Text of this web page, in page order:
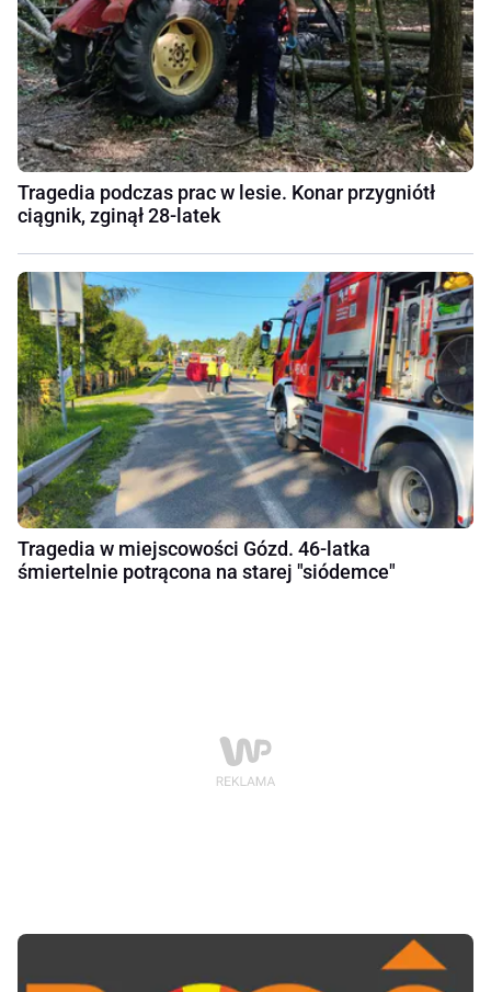
Tragedia podczas prac w lesie. Konar przygniótł
ciągnik, zginął 28-latek
Tragedia w miejscowości Gózd. 46-latka
śmiertelnie potrącona na starej "siódemce"